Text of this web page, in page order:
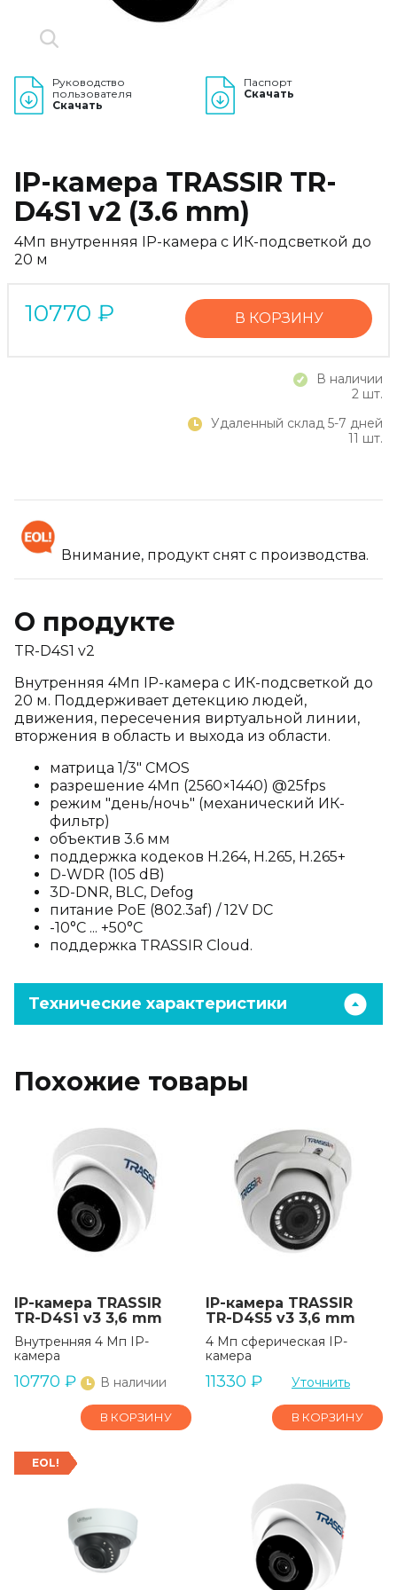
Руководство
пользователя
Скачать
Паспорт
Скачать
IP-камера TRASSIR TR-
D4S1 v2 (3.6 mm)
4Мп внутренняя IP-камера с ИК-подсветкой до
20 м
10770 ₽ В КОРЗИНУ
В наличии
2 шт.
Удаленный склад 5-7 дней
11 шт.
Внимание, продукт снят с производства.
О продукте
TR-D4S1 v2
Внутренняя 4Мп IP-камера с ИК-подсветкой до
20 м. Поддерживает детекцию людей,
движения, пересечения виртуальной линии,
вторжения в область и выхода из области.
матрица 1/3" CMOS
разрешение 4Мп (2560×1440) @25fps
режим "день/ночь" (механический ИК-
фильтр)
объектив 3.6 мм
поддержка кодеков H.264, H.265, H.265+
D-WDR (105 dB)
3D-DNR, BLC, Defog
питание PoE (802.3af) / 12V DC
-10°C ... +50°C
поддержка TRASSIR Cloud.
Технические характеристики
Похожие товары
IP-камера TRASSIR
TR-D4S1 v3 3,6 mm
Внутренняя 4 Мп IP-
камера
10770 ₽ В наличии
В КОРЗИНУ
IP-камера TRASSIR
TR-D4S5 v3 3,6 mm
4 Мп сферическая IP-
камера
11330 ₽ Уточнить
В КОРЗИНУ
EOL!